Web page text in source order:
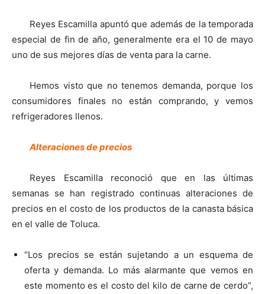
Reyes Escamilla apuntó que además de la temporada
especial de fin de año, generalmente era el 10 de mayo
uno de sus mejores días de venta para la carne.
Hemos visto que no tenemos demanda, porque los
consumidores finales no están comprando, y vemos
refrigeradores llenos.
Alteraciones de precios
Reyes Escamilla reconoció que en las últimas
semanas se han registrado continuas alteraciones de
precios en el costo de los productos de la canasta básica
en el valle de Toluca.
“Los precios se están sujetando a un esquema de
oferta y demanda. Lo más alarmante que vemos en
este momento es el costo del kilo de carne de cerdo”,